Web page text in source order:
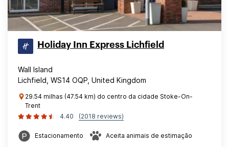
Holiday Inn Express Lichfield
Wall Island
Lichfield, WS14 OQP, United Kingdom
29.54 milhas (47.54 km) do centro da cidade Stoke-On-
Trent
4.40
(2018 reviews)
Estacionamento Aceita animais de estimação